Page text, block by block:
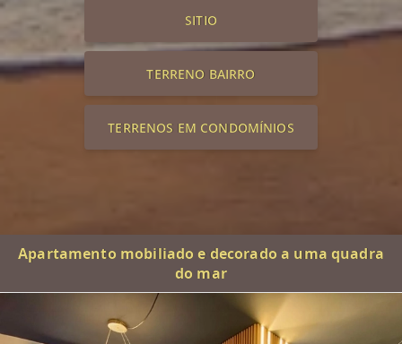
SITIO
TERRENO BAIRRO
TERRENOS EM CONDOMÍNIOS
Apartamento mobiliado e decorado a uma quadra
do mar